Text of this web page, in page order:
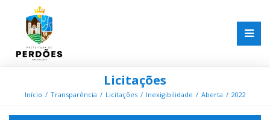
Licitações
Início Transparência Licitações Inexigibilidade Aberta 2022